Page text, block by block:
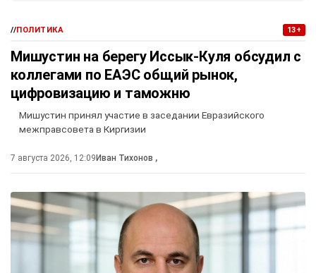
//ПОЛИТИКА 13+
Мишустин на берегу Иссык-Куля обсудил с
коллегами по ЕАЭС общий рынок,
цифровизацию и таможню
Мишустин принял участие в заседании Евразийского
межправсовета в Киргизии
7 августа 2026, 12:09 Иван Тихонов ,